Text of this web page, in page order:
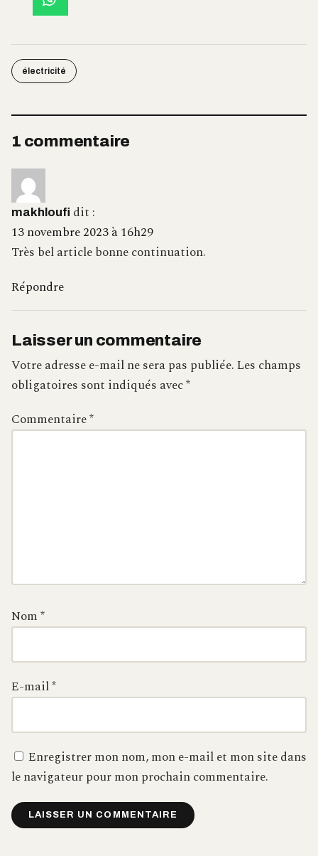
électricité
1 commentaire
makhloufi dit :
13 novembre 2023 à 16h29
Très bel article bonne continuation.
Répondre
Laisser un commentaire
Votre adresse e-mail ne sera pas publiée.Les champs
obligatoires sont indiqués avec*
Commentaire*
Nom*
E-mail*
Enregistrer mon nom, mon e-mail et mon site dans
le navigateur pour mon prochain commentaire.